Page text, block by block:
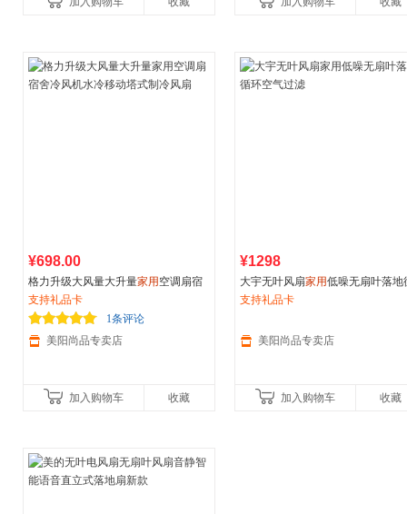
¥698.00
格力升级大风量大升量家用 空调扇宿
舍冷风机水冷移动塔式制冷风扇
支持礼品卡
1条评论
美阳尚品专卖店
加入购物车 收藏
¥1298
大宇无叶风扇家用低噪无扇叶落地
环空气过滤
支持礼品卡
美阳尚品专卖店
加入购物车 收藏